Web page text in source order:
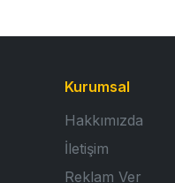
Kurumsal
Hakkımızda
İletişim
Reklam Ver